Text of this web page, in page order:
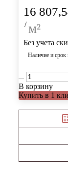
16
/ м²
Без учета
Наличие и срок
В корзину
Купить в 1